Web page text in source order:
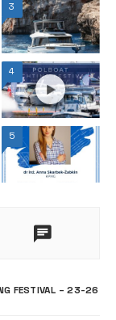
3
4
5
FESTIVAL – 23-26